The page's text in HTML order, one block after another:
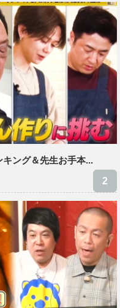
ング＆先生お手本...